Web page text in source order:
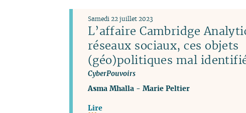
L’affaire Cambridge
réseaux sociaux, ces objets
(géo)politiques mal
CyberPouvoirs
Samedi 22 juillet 2023
Asma Mhalla- Marie Peltier
Lire